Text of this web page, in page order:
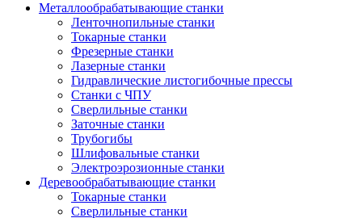
Металлообрабатывающие станки
Ленточнопильные станки
Токарные станки
Фрезерные станки
Лазерные станки
Гидравлические листогибочные прессы
Станки с ЧПУ
Сверлильные станки
Заточные станки
Трубогибы
Шлифовальные станки
Электроэрозионные станки
Деревообрабатывающие станки
Токарные станки
Сверлильные станки